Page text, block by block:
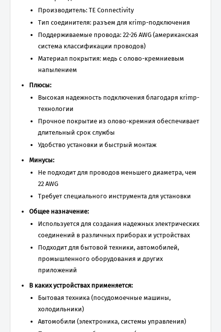
Производитель: TE Connectivity
Тип соединителя: разъем для кrimp-подключения
Поддерживаемые провода: 22-26 AWG (американская
система классификации проводов)
Материал покрытия: медь с олово-кремниевым
напылением
Плюсы:
Высокая надежность подключения благодаря кrimp-
технологии
Прочное покрытие из олово-кремния обеспечивает
длительный срок службы
Удобство установки и быстрый монтаж
Минусы:
Не подходит для проводов меньшего диаметра, чем
22 AWG
Требует специального инструмента для установки
Общее назначение:
Используется для создания надежных электрических
соединений в различных приборах и устройствах
Подходит для бытовой техники, автомобилей,
промышленного оборудования и других
приложений
В каких устройствах применяется:
Бытовая техника (посудомоечные машины,
холодильники)
Автомобили (электроника, системы управления)